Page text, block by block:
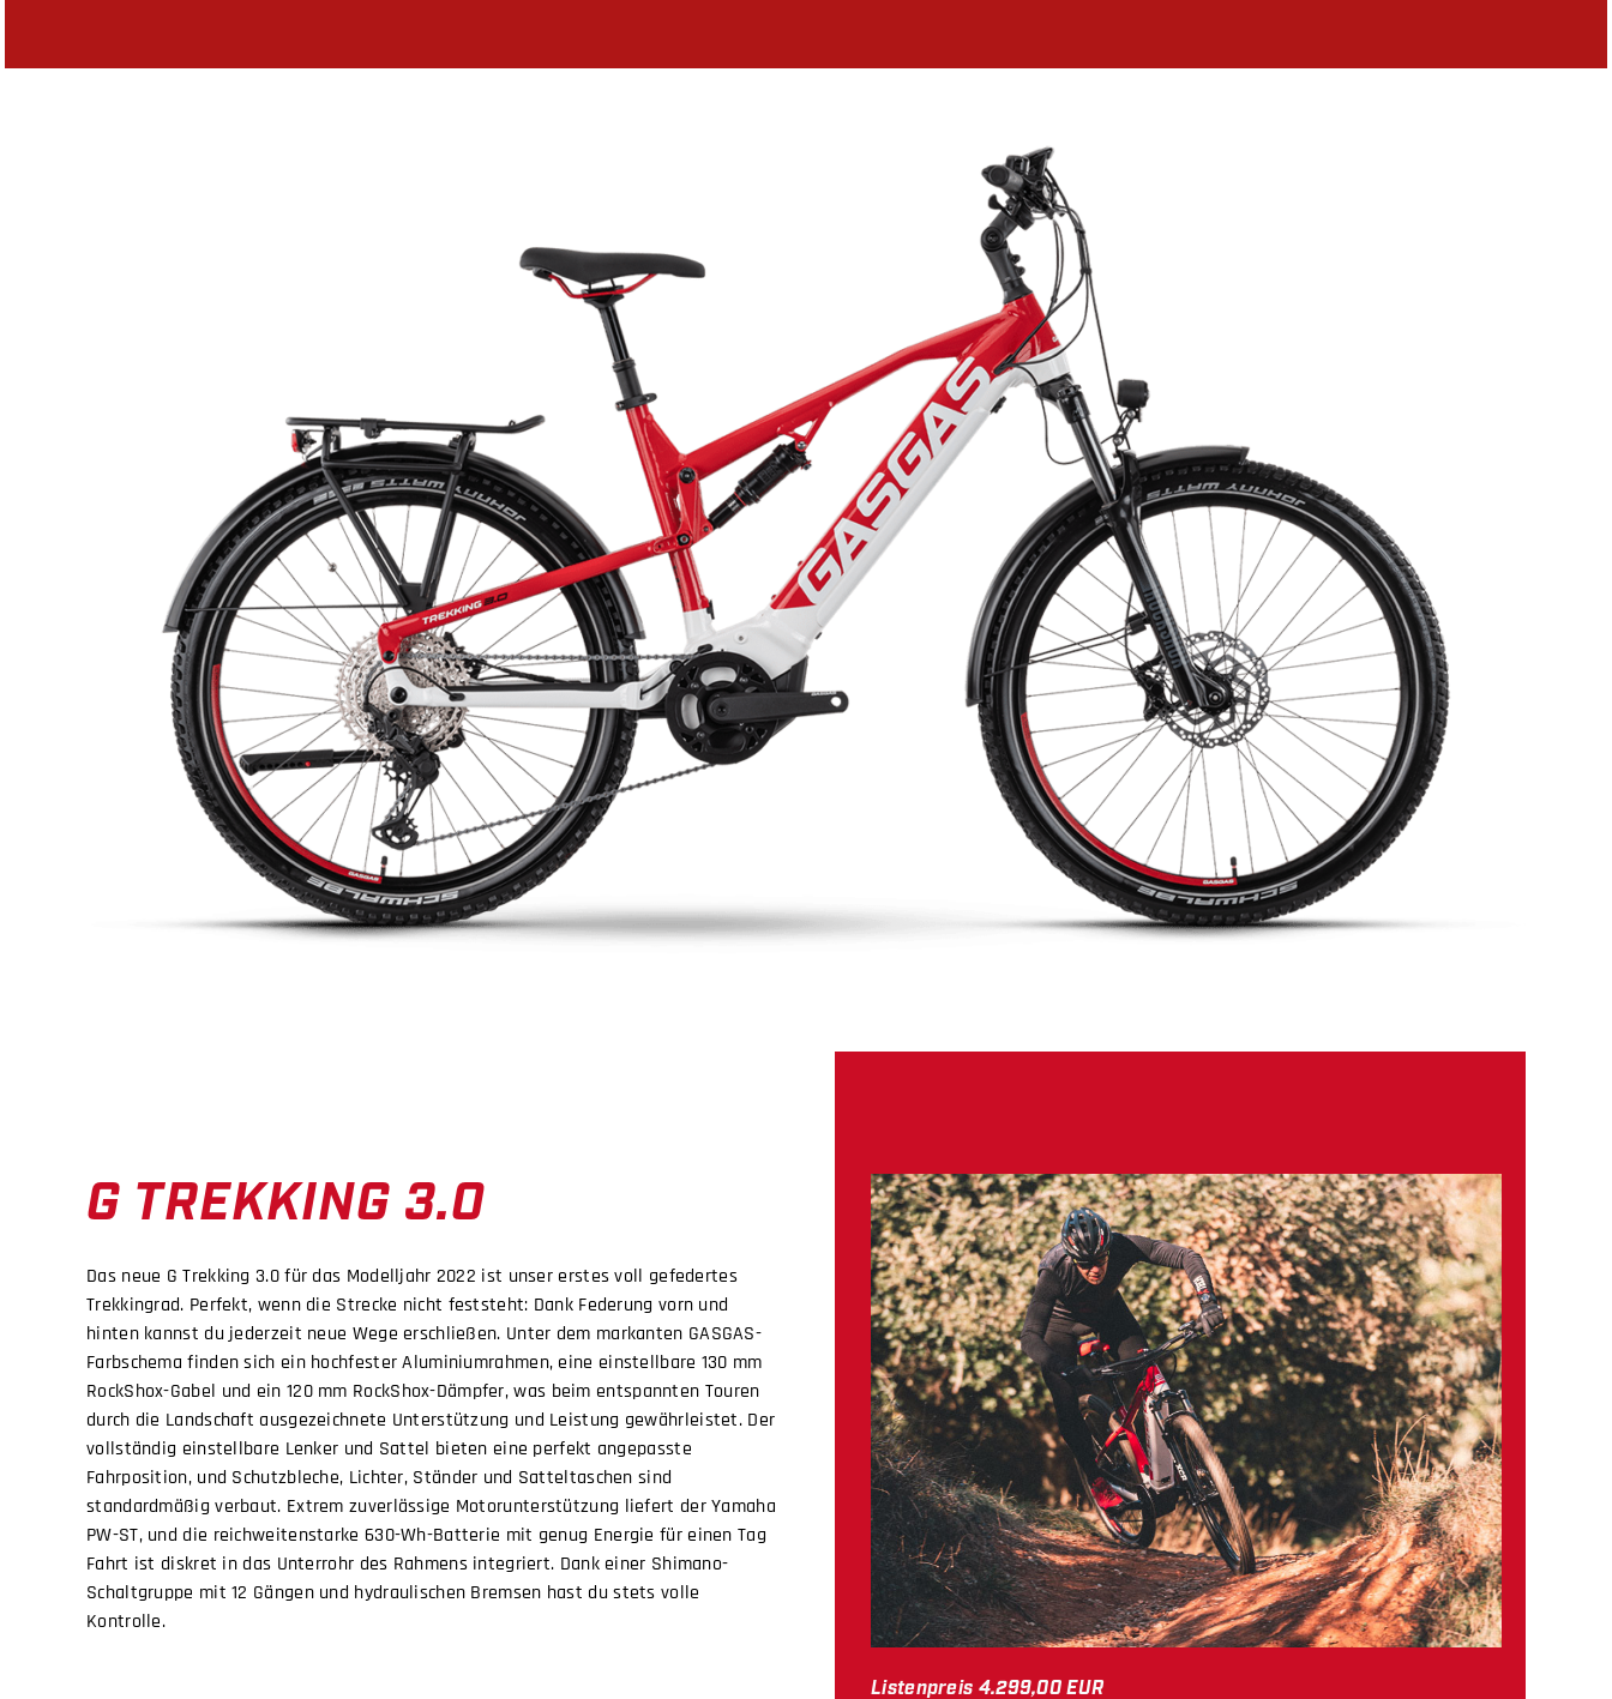
G TREKKING 3.0
Das neue G Trekking 3.0 für das Modelljahr 2022 ist unser erstes voll gefedertes
Trekkingrad. Perfekt, wenn die Strecke nicht feststeht: Dank Federung vorn und
hinten kannst du jederzeit neue Wege erschließen. Unter dem markanten GASGAS-
Farbschema finden sich ein hochfester Aluminiumrahmen, eine einstellbare 130 mm
RockShox-Gabel und ein 120 mm RockShox-Dämpfer, was beim entspannten Touren
durch die Landschaft ausgezeichnete Unterstützung und Leistung gewährleistet. Der
vollständig einstellbare Lenker und Sattel bieten eine perfekt angepasste
Fahrposition, und Schutzbleche, Lichter, Ständer und Satteltaschen sind
standardmäßig verbaut. Extrem zuverlässige Motorunterstützung liefert der Yamaha
PW-ST, und die reichweitenstarke 630-Wh-Batterie mit genug Energie für einen Tag
Fahrt ist diskret in das Unterrohr des Rahmens integriert. Dank einer Shimano-
Schaltgruppe mit 12 Gängen und hydraulischen Bremsen hast du stets volle
Kontrolle.
Listenpreis 4.299,00 EUR